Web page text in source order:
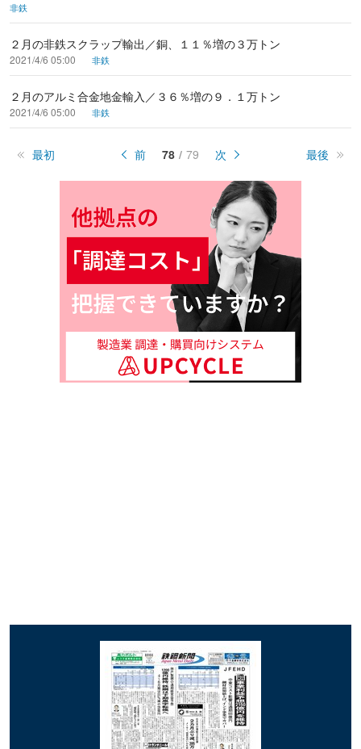
非鉄
２月の非鉄スクラップ輸出／銅、１１％増の３万トン
2021/4/6 05:00 非鉄
２月のアルミ合金地金輸入／３６％増の９．１万トン
2021/4/6 05:00 非鉄
最初 前 78 79 次 最後